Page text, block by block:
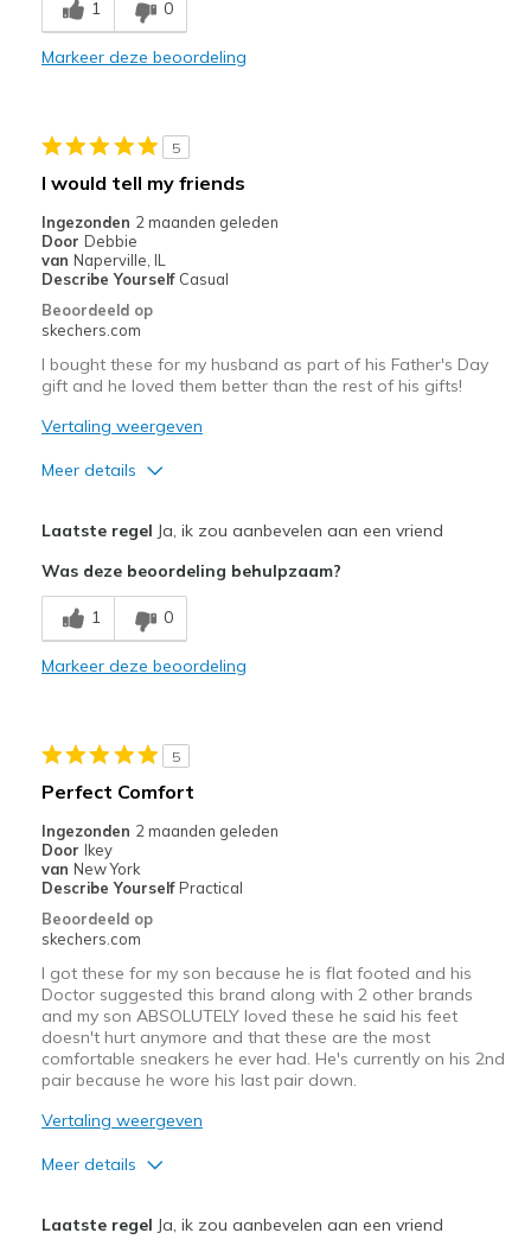
Beste toepassingen
Casual Wear
View On Shoes
Shoes are for Wearing
1 0
Markeer deze beoordeling
5
I would tell my friends
Ingezonden 2 maanden geleden
Door Debbie
van Naperville, IL
Describe Yourself Casual
Beoordeeld op
skechers.com
I bought these for my husband as part of his Father's Day
gift and he loved them better than the rest of his gifts!
Vertaling weergeven
Meer details
Breathe Well
Comfortable
Beste toepassingen
Going Out
Travel
Width
Feels true to width
Sizing
Feels true to size
View On Shoes
I'm Into Shoes
Laatste regel Ja, ik zou aanbevelen aan een vriend
Was deze beoordeling behulpzaam?
1 0
Markeer deze beoordeling
5
Perfect Comfort
Ingezonden 2 maanden geleden
Door Ikey
van New York
Describe Yourself Practical
Beoordeeld op
skechers.com
I got these for my son because he is flat footed and his
Doctor suggested this brand along with 2 other brands
and my son ABSOLUTELY loved these he said his feet
doesn't hurt anymore and that these are the most
comfortable sneakers he ever had. He's currently on his 2nd
pair because he wore his last pair down.
Vertaling weergeven
Meer details
Laatste regel Ja, ik zou aanbevelen aan een vriend